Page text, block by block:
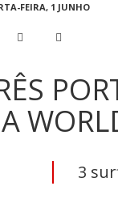
FEIRA, 1 JUNHO
3